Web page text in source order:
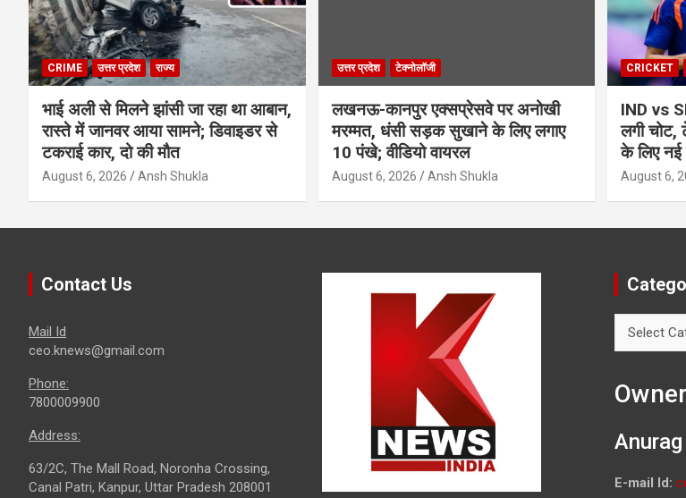
CRIME उत्तर प्रदेश राज्य
भाई अली से मिलने झांसी जा रहा था आबान,
रास्ते में जानवर आया सामने; डिवाइडर से
टकराई कार, दो की मौत
August 6, 2026 Ansh Shukla
उत्तर प्रदेश टेक्नोलॉजी
लखनऊ-कानपुर एक्सप्रेसवे पर अनोखी
मरम्मत, धंसी सड़क सुखाने के लिए लगाए
10 पंखे; वीडियो वायरल
August 6, 2026 Ansh Shukla
CRICKET
IND vs
लगी चोट,
के लिए
August 6,
Contact Us
Mail Id
ceo.knews@gmail.com
Phone:
7800009900
Address:
63/2C, The Mall Road, Noronha Crossing,
Canal Patri, Kanpur, Uttar Pradesh 208001
Owner
E-mail Id: